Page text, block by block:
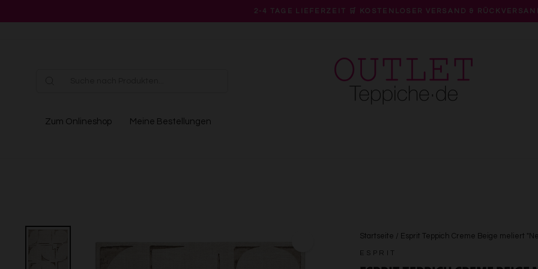
Pause
2-4 TAGE LIEFERZEIT 🛒 KOSTENLOSER VERSAND &
Zum Onlineshop Meine Bestellungen
Startseite / Esprit Teppich Creme Beige meliert
ESPRIT